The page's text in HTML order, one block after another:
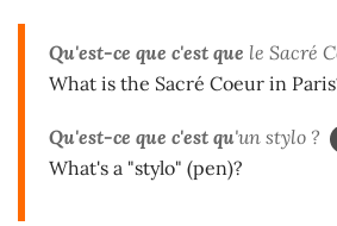
Qu'est-ce que c'est que le Sacré
What is the Sacré Coeur in
Qu'est-ce que c'est qu'un stylo ?
What's a "stylo" (pen)?